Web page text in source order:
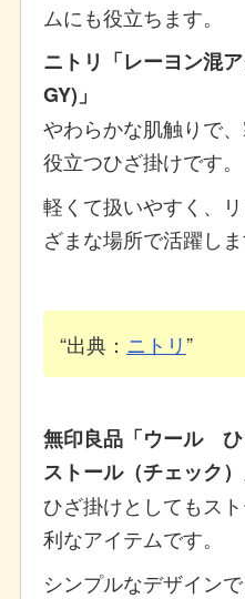
ムにも役立ちます。
ニトリ「レーヨン混
GY)」
やわらかな肌触りで
役立つひざ掛けです。
軽くて扱いやすく、
ざまな場所で活躍しま
出典： ニトリ
無印良品「ウール
ストール（チェック）
ひざ掛けとしてもス
利なアイテムです。
シンプルなデザイン